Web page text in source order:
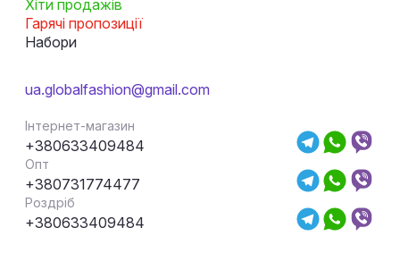
Хіти продажів
Гарячі пропозиції
Набори
ua.globalfashion@gmail.com
Інтернет-магазин
+380633409484
Опт
+380731774477
Роздріб
+380633409484